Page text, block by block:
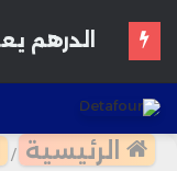
الرئيسية /